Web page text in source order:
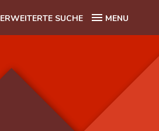
ERWEITERTE SUCHE MENU